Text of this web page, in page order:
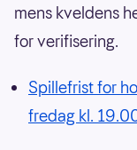
mens kveldens
for verifisering.
Spillefrist for
fredag kl.